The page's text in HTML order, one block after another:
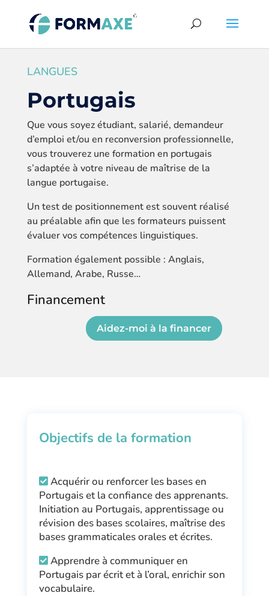
LANGUES
Portugais
Que vous soyez étudiant, salarié, demandeur
d’emploi et/ou en reconversion professionnelle,
vous trouverez une formation en portugais
s’adaptée à votre niveau de maîtrise de la
langue portugaise.
Un test de positionnement est souvent réalisé
au préalable afin que les formateurs puissent
évaluer vos compétences linguistiques.
Formation également possible : Anglais,
Allemand, Arabe, Russe…
Financement
Aidez-moi à la financer
Objectifs de la formation
Acquérir ou renforcer les bases en
Portugais et la confiance des apprenants.
Initiation au Portugais, apprentissage ou
révision des bases scolaires, maîtrise des
bases grammaticales orales et écrites.
Apprendre à communiquer en
Portugais par écrit et à l’oral, enrichir son
vocabulaire.